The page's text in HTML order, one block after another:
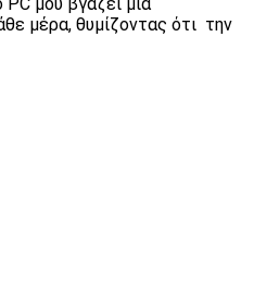
μέρα, θυμίζοντας ότι την